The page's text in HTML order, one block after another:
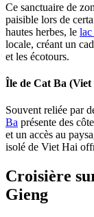
Ce sanctuaire de
paisible lors de
hautes herbes, le
locale, créant un
et les écotours.
Île de Cat Ba (Viet
Souvent reliée par
Ba présente des
et un accès au
isolé de Viet Hai
Croisière
Gieng